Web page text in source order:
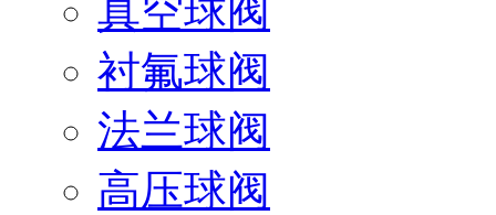
真空球阀
衬氟球阀
法兰球阀
高压球阀